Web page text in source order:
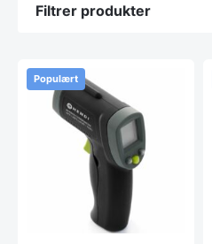
Filtrer produkter
Populært